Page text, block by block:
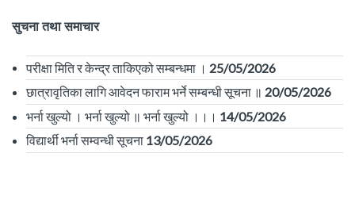
सुचना तथा समाचार
परीक्षा मिति र केन्द्र ताकिएको सम्बन्धमा । 25/05/2026
छात्रावृतिका लागि आवेदन फाराम भर्ने सम्बन्धी सूचना ॥ 20/05/2026
भर्ना खुल्यो । भर्ना खुल्यो ॥ भर्ना खुल्यो ।।। 14/05/2026
विद्यार्थी भर्ना सम्वन्धी सूचना 13/05/2026